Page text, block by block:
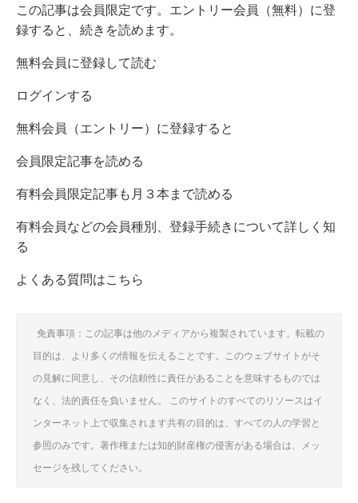
この記事は会員限定です。エントリー会員（無料）に登
録すると、続きを読めます。
無料会員に登録して読む
ログインする
無料会員（エントリー）に登録すると
会員限定記事を読める
有料会員限定記事も月３本まで読める
有料会員などの会員種別、登録手続きについて詳しく知
る
よくある質問はこちら
免責事項：この記事は他のメディアから複製されています。転載の
目的は、より多くの情報を伝えることです。このウェブサイトがそ
の見解に同意し、その信頼性に責任があることを意味するものでは
なく、法的責任を負いません。 このサイトのすべてのリソースはイ
ンターネット上で収集されます共有の目的は、すべての人の学習と
参照のみです。著作権または知的財産権の侵害がある場合は、メッ
セージを残してください。